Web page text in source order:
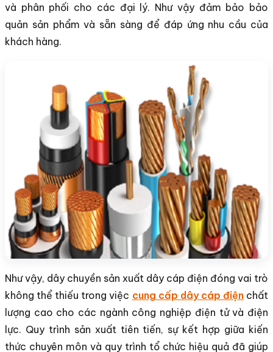
và phân phối cho các đại lý. Như vậy đảm bảo bảo
quản sản phẩm và sẵn sàng để đáp ứng nhu cầu của
khách hàng.
Như vậy, dây chuyền sản xuất dây cáp điện đóng vai trò
không thể thiếu trong việc cung cấp dây cáp điệnchất
lượng cao cho các ngành công nghiệp điện tử và điện
lực. Quy trình sản xuất tiên tiến, sự kết hợp giữa kiến
thức chuyên môn và quy trình tổ chức hiệu quả đã giúp